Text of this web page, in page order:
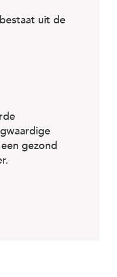
uit de
gezond